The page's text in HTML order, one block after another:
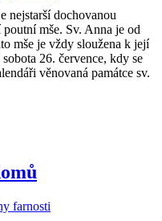
nejstarší dochovanou
mše. Sv. Anna je od
mše je vždy sloužena k její
26. července, kdy se
věnovaná památce sv.
farnosti